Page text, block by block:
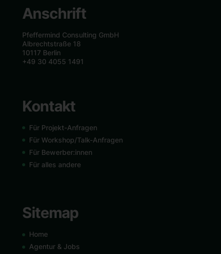
Anschrift
Pfeffermind Consulting GmbH
Albrechtstraße 18
10117 Berlin
+49 30 4055 1491
Kontakt
Für Projekt-Anfragen
Für Workshop/Talk-Anfragen
Für Bewerber:innen
Für alles andere
Sitemap
Home
Agentur & Jobs